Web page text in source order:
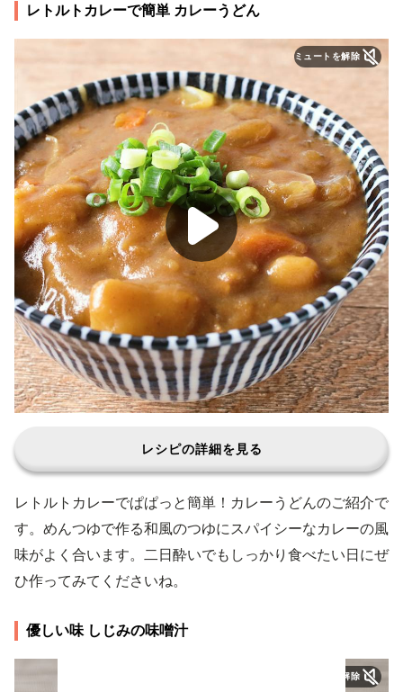
レトルトカレーで簡単 カレーうどん
ミュートを解除
レシピの詳細を見る
レトルトカレーでぱぱっと簡単！カレーうどんのご紹介で
す。めんつゆで作る和風のつゆにスパイシーなカレーの風
味がよく合います。二日酔いでもしっかり食べたい日にぜ
ひ作ってみてくださいね。
優しい味 しじみの味噌汁
ミュートを解除